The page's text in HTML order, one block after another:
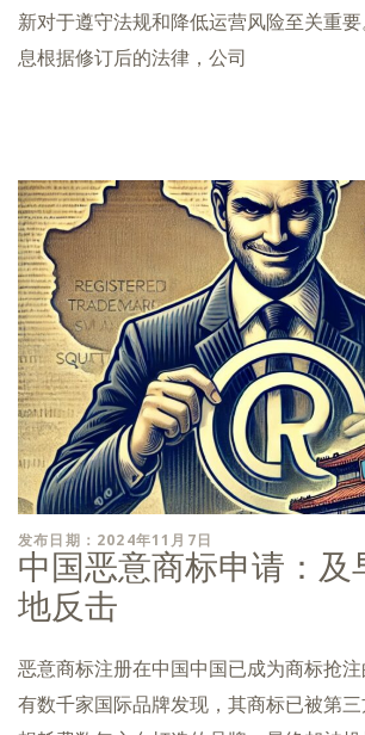
新对于遵守法规和降低运营风险至关重
息根据修订后的法律，公司
发布日期：2024年11月7日
中国恶意商标申请：及
地反击
恶意商标注册在中国中国已成为商标抢
有数千家国际品牌发现，其商标已被第